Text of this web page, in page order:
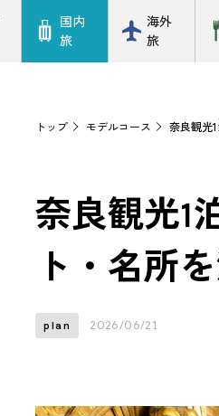
国内
旅
海外
旅
トップ モデルコース 奈良観光
奈良観光1
ト・名所
plan 2026/06/21